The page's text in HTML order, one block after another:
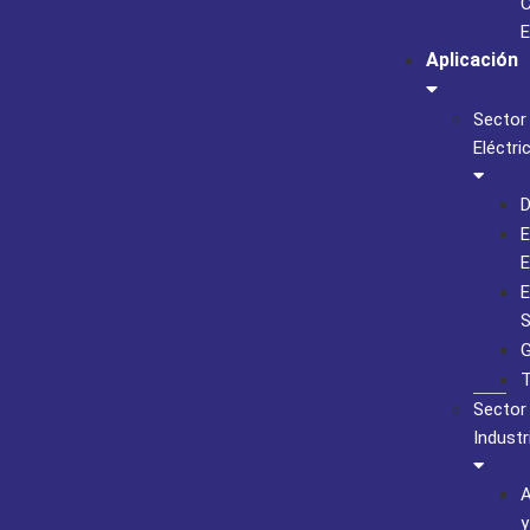
Aplicación
Sector
Sector
y